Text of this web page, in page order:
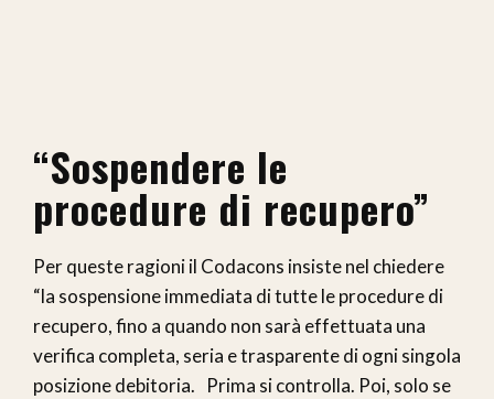
“Sospendere le
procedure di recupero”
Per queste ragioni il Codacons insiste nel chiedere
“la sospensione immediata di tutte le procedure di
recupero, fino a quando non sarà effettuata una
verifica completa, seria e trasparente di ogni singola
posizione debitoria. Prima si controlla. Poi, solo se